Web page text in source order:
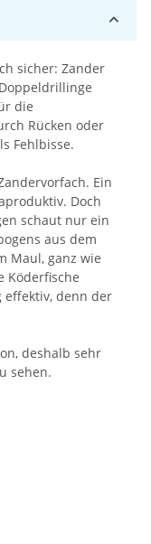
sicher: Zander
die
Rücken oder
Fehlbisse.
Ein
Doch
schaut nur ein
aus dem
Maul, ganz wie
Köderfische
denn der
deshalb sehr
sehen.